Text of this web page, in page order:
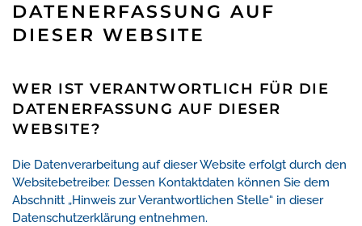
DATENERFASSUNG AUF
DIESER WEBSITE
WER IST VERANTWORTLICH FÜR DIE
DATENERFASSUNG AUF DIESER
WEBSITE?
Die Datenverarbeitung auf dieser Website erfolgt durch den
Websitebetreiber. Dessen Kontaktdaten können Sie dem
Abschnitt „Hinweis zur Verantwortlichen Stelle“ in dieser
Datenschutzerklärung entnehmen.